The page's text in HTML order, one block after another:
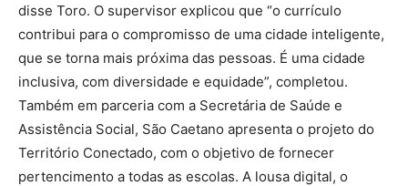
disse Toro. O supervisor explicou que “o currículo
contribui para o compromisso de uma cidade inteligente,
que se torna mais próxima das pessoas. É uma cidade
inclusiva, com diversidade e equidade”, completou.
Também em parceria com a Secretária de Saúde e
Assistência Social, São Caetano apresenta o projeto do
Território Conectado, com o objetivo de fornecer
pertencimento a todas as escolas. A lousa digital, o